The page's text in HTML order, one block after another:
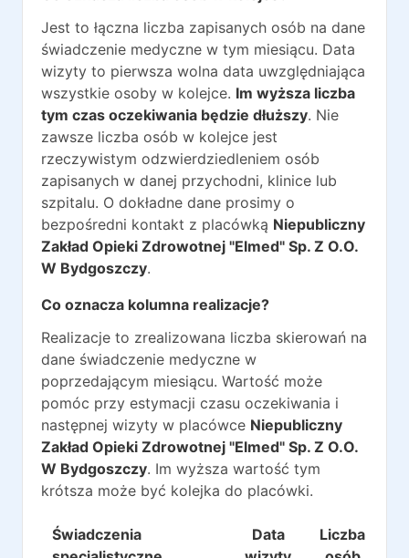
Jest to łączna liczba zapisanych osób na dane
świadczenie medyczne w tym miesiącu. Data
wizyty to pierwsza wolna data uwzględniająca
wszystkie osoby w kolejce. Im wyższa liczba
tym czas oczekiwania będzie dłuższy. Nie
zawsze liczba osób w kolejce jest
rzeczywistym odzwierdziedleniem osób
zapisanych w danej przychodni, klinice lub
szpitalu. O dokładne dane prosimy o
bezpośredni kontakt z placówką Niepubliczny
Zakład Opieki Zdrowotnej "Elmed" Sp. Z O.O.
W Bydgoszczy.
Co oznacza kolumna realizacje?
Realizacje to zrealizowana liczba skierowań na
dane świadczenie medyczne w
poprzedającym miesiącu. Wartość może
pomóc przy estymacji czasu oczekiwania i
następnej wizyty w placówce Niepubliczny
Zakład Opieki Zdrowotnej "Elmed" Sp. Z O.O.
W Bydgoszczy. Im wyższa wartość tym
krótsza może być kolejka do placówki.
Świadczenia
Data
Liczba